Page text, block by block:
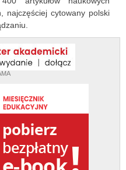
najczęściej cytowany polski